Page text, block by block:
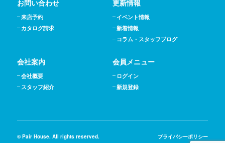
お問い合わせ
来店予約
カタログ請求
更新情報
イベント情報
新着情報
コラム・スタッフブログ
会社案内
会社概要
スタッフ紹介
会員メニュー
ログイン
新規登録
© Pair House. All rights reserved. プライバシーポリシー